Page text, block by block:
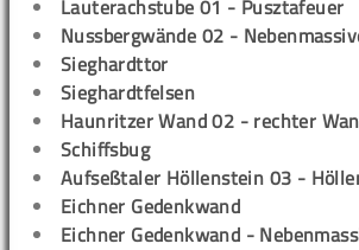
Lauterachstube 01 - Pusztafeuer
Nussbergwände 02 -
Sieghardttor
Sieghardtfelsen
Haunritzer Wand 02 - rechter
Schiffsbug
Aufseßtaler Höllenstein 03 -
Eichner Gedenkwand
Eichner Gedenkwand -